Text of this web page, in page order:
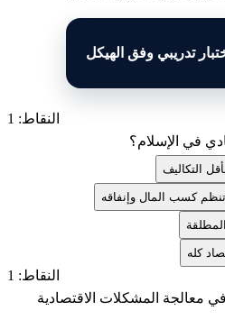
تدريبي وفق الهيكل
النقاط: 1
في الإسلام؟
التكاليف
كسب المال وإنفاقه
كله
النقاط: 1
معالجة المشكلات الاقتصادية